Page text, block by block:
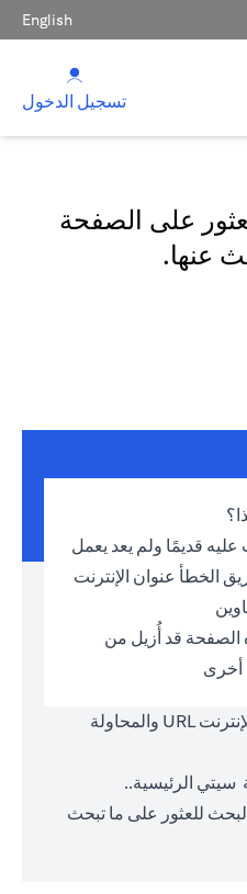
English
تسجيل الدخول
على الصفحة
عنها.
قديمًا ولم يعد يعمل
الخطأ عنوان الإنترنت
قد أُزيل من
أخرى
يمكنك إعادة كتابة عنوان الإنترنت URL والمحاولة
سيتي الرئيسية..
للعثور على ما تبحث